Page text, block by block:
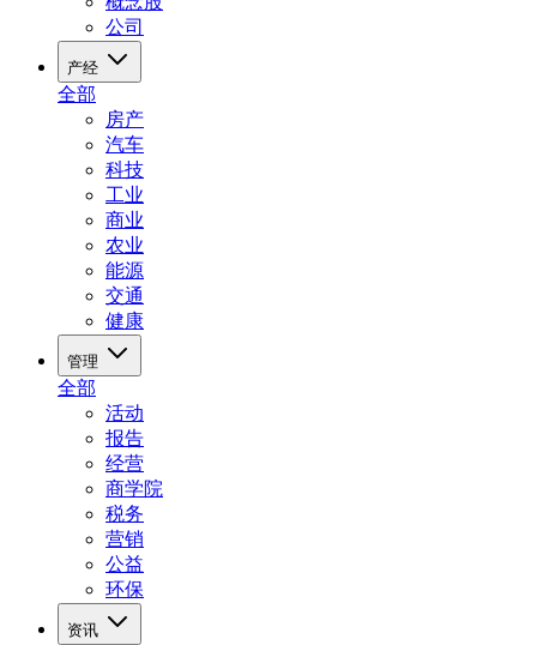
公司
产经
全部
房产
汽车
科技
工业
商业
农业
能源
交通
健康
管理
全部
活动
报告
经营
商学院
税务
营销
公益
环保
资讯